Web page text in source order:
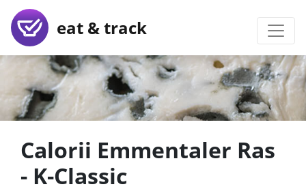
eat & track
Calorii Emmentaler Ras
- K-Classic